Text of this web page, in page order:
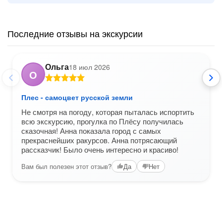
Последние отзывы на экскурсии
О
Ольга18 июл 2026
Плес - самоцвет русской земли
Не смотря на погоду, которая пыталась испортить
всю экскурсию, прогулка по Плёсу получилась
сказочная! Анна показала город с самых
прекраснейших ракурсов. Анна потрясающий
рассказчик! Было очень интересно и красиво!
Вам был полезен этот отзыв? Да Нет